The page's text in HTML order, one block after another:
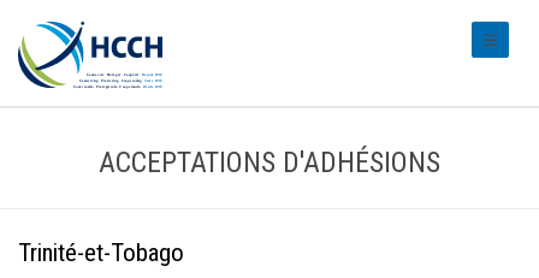
ACCEPTATIONS D'ADHÉSIONS
Trinité-et-Tobago